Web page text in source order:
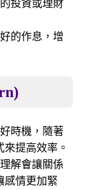
投資或理財
的作息，增
時機，隨著
提高效率。
解會讓關係
感情更加緊